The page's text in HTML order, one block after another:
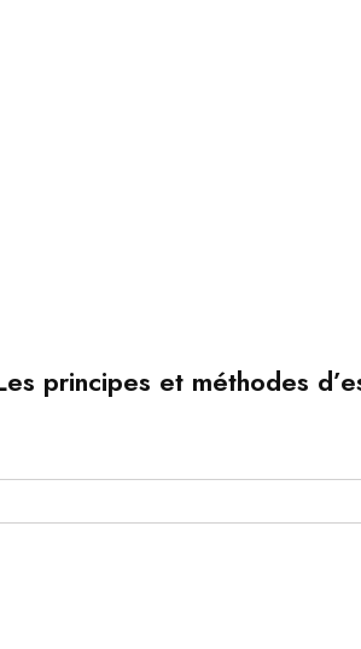
principes et méthodes